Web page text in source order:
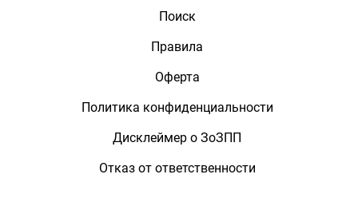
Поиск
Правила
Оферта
Политика конфиденциальности
Дисклеймер о ЗоЗПП
Отказ от ответственности